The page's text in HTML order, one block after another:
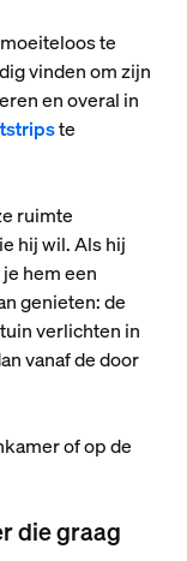
te
vinden om zijn
en overal in
te
ruimte
hij wil. Als hij
hem een
genieten: de
verlichten in
vanaf de door
of op de
die graag